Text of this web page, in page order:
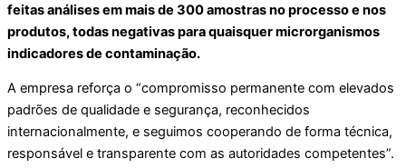
feitas análises em mais de 300 amostras no processo e nos
produtos, todas negativas para quaisquer microrganismos
indicadores de contaminação.
A empresa reforça o “compromisso permanente com elevados
padrões de qualidade e segurança, reconhecidos
internacionalmente, e seguimos cooperando de forma técnica,
responsável e transparente com as autoridades competentes”.